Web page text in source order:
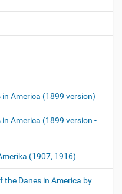
America (1899 version)
America (1899 version -
(1907, 1916)
the Danes in America by